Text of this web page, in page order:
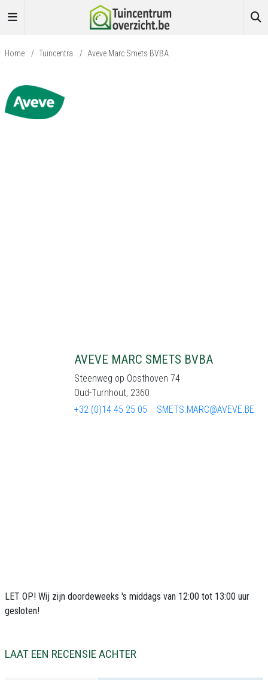
Home / Tuincentra / Aveve Marc Smets BVBA
AVEVE MARC SMETS BVBA
Steenweg op Oosthoven 74
Oud-Turnhout, 2360
+32 (0)14 45 25 05
SMETS.MARC@AVEVE.BE
LET OP! Wij zijn doordeweeks 's middags van 12:00 tot 13:00 uur
gesloten!
LAAT EEN RECENSIE ACHTER